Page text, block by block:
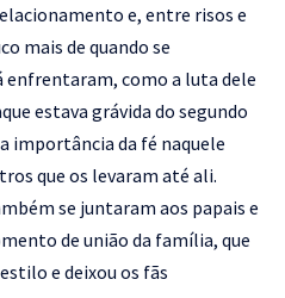
e, entre risos e
mais de quando se
enfrentaram, como a luta dele
estava grávida do segundo
importância da fé naquele
que os levaram até ali.
se juntaram aos papais e
de união da família, que
e deixou os fãs